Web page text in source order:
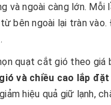
và ngoài càng lớn.
bên ngoài lại tràn
quạt cắt gió theo giá
và chiều cao lắp đặt
hiệu quả giữ lạnh,